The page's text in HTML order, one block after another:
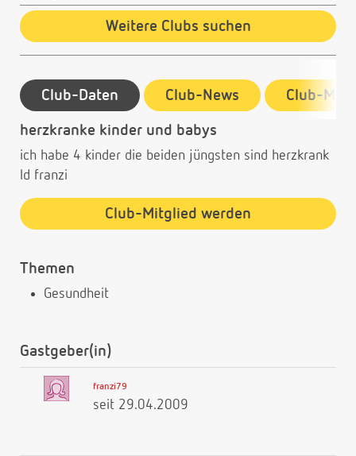
Weitere Clubs suchen
Club-Daten Club-News Club-
herzkranke kinder und babys
ich habe 4 kinder die beiden jüngsten sind herzkrank
ld franzi
Club-Mitglied werden
Themen
Gesundheit
Gastgeber(in)
franzi79
seit 29.04.2009